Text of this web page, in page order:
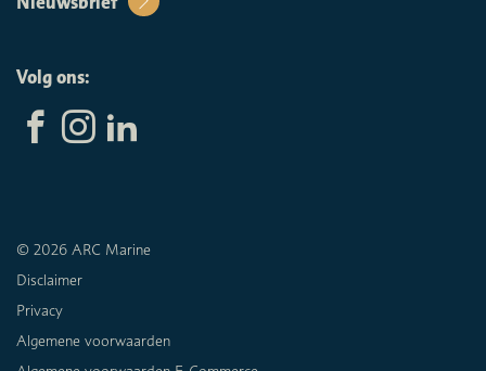
Volg ons:
© 2026 ARC Marine
Disclaimer
Privacy
Algemene voorwaarden